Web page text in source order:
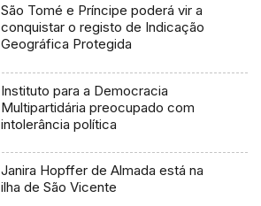
São Tomé e Príncipe poderá vir a
conquistar o registo de Indicação
Geográfica Protegida
Instituto para a Democracia
Multipartidária preocupado com
intolerância política
Janira Hopffer de Almada está na
ilha de São Vicente